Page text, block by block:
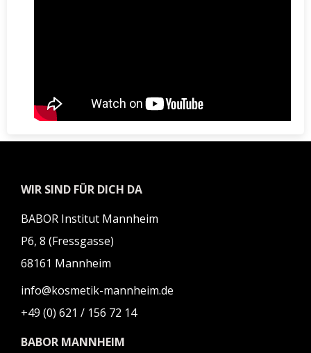
WIR SIND FÜR DICH DA
BABOR Institut Mannheim
P6, 8 (Fressgasse)
68161 Mannheim
info@kosmetik-mannheim.de
+49 (0) 621 / 156 72 14
BABOR MANNHEIM